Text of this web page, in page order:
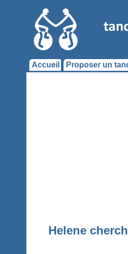
Accueil Proposer un
Helene